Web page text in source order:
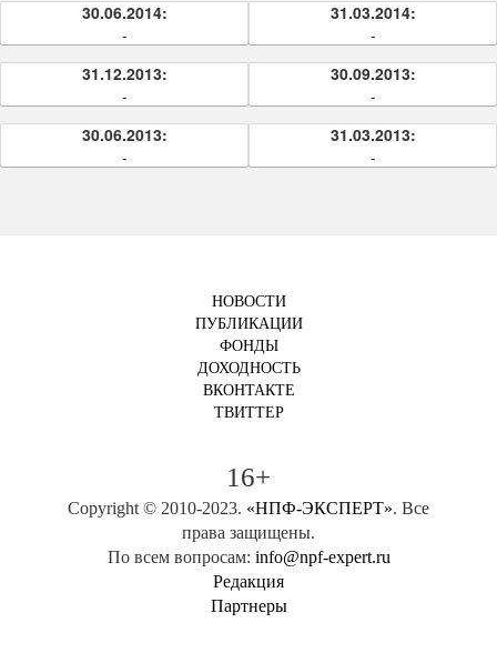
30.06.2014:
-
31.03.2014:
-
31.12.2013:
-
30.09.2013:
-
30.06.2013:
-
31.03.2013:
-
НОВОСТИ
ПУБЛИКАЦИИ
ФОНДЫ
ДОХОДНОСТЬ
ВКОНТАКТЕ
ТВИТТЕР
16+
Copyright © 2010-2023. «НПФ-ЭКСПЕРТ». Все
права защищены.
По всем вопросам: info@npf-expert.ru
Редакция
Партнеры